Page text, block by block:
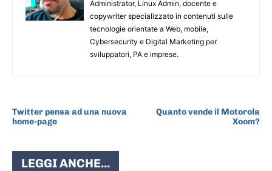
Administrator, Linux Admin, docente e
copywriter specializzato in contenuti sulle
tecnologie orientate a Web, mobile,
Cybersecurity e Digital Marketing per
sviluppatori, PA e imprese.
Twitter pensa ad una nuova
home-page
Quanto vende il Motorola
Xoom?
LEGGI ANCHE...